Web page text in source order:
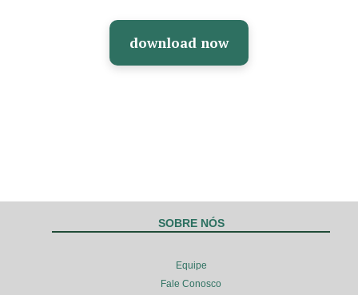
download now
SOBRE NÓS
Equipe
Fale Conosco